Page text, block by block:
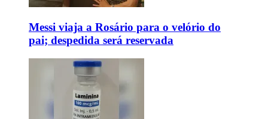
Messi viaja a Rosário para o velório do
pai; despedida será reservada